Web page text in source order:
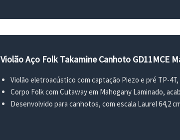
Violão Aço Folk Takamine Canhoto GD11MCE
Violão eletroacústico com captação Piezo e pré TP-
Corpo Folk com Cutaway em Mahogany Laminado,
Desenvolvido para canhotos, com escala Laurel 64,2